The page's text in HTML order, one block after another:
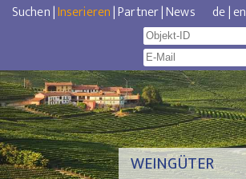
Suchen|Inserieren|Partner|News de|en
WEINGÜTER